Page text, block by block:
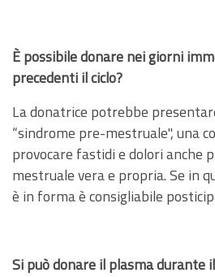
È possibile donare nei giorni
precedenti il ciclo?
La donatrice potrebbe
“sindrome pre-mestruale", una
provocare fastidi e dolori anche
mestruale vera e propria. Se in
è in forma è consigliabile
Si può donare il plasma durante